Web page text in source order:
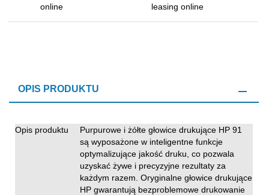
OPIS PRODUKTU
Opis produktu
Purpurowe i żółte głowice drukujące HP 91
są wyposażone w inteligentne funkcje
optymalizujące jakość druku, co pozwala
uzyskać żywe i precyzyjne rezultaty za
każdym razem. Oryginalne głowice drukujące
HP gwarantują bezproblemowe drukowanie